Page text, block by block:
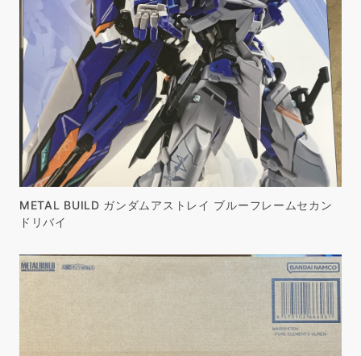
METAL BUILD ガンダムアストレイ ブルーフレームセカン
ドリバイ